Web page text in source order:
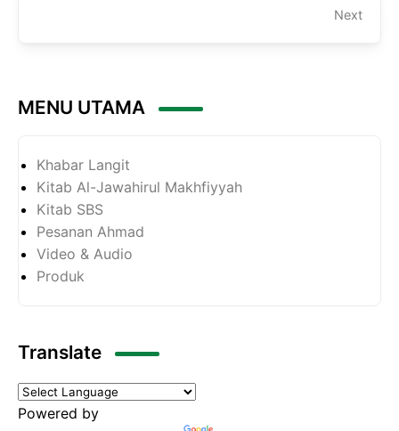
Next
MENU UTAMA
Khabar Langit
Kitab Al-Jawahirul Makhfiyyah
Kitab SBS
Pesanan Ahmad
Video & Audio
Produk
Translate
Powered by